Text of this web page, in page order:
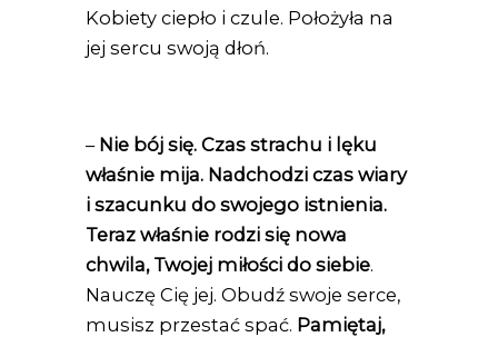
Kobiety ciepło i czule. Położyła na
jej sercu swoją dłoń.
– Nie bój się. Czas strachu i lęku
właśnie mija. Nadchodzi czas wiary
i szacunku do swojego istnienia.
Teraz właśnie rodzi się nowa
chwila, Twojej miłości do siebie.
Nauczę Cię jej. Obudź swoje serce,
musisz przestać spać. Pamiętaj,